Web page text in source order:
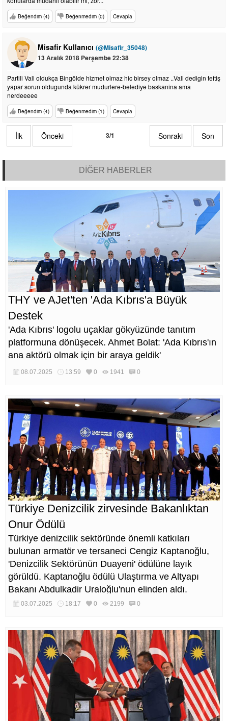
Beğendim (4) Beğenmedim (0) Cevapla
Misafir Kullanıcı (@Misafir_35048)
13 Aralık 2018 Perşembe 22:38
Partili Vali oldukça Bingölde hizmet olmaz hic birsey olmaz ..Vali dedigin teftiş
yapar sorun oldugunda kükrer mudurlere-belediye baskanina ama
nerdeeeee
Beğendim (4) Beğenmedim (1) Cevapla
İlk Önceki 3/1 Sonraki Son
DİĞER HABERLER
THY ve AJet'ten 'Ada Kıbrıs'a Büyük
Destek
'Ada Kıbrıs' logolu uçaklar gökyüzünde tanıtım
platformuna dönüşecek. Ahmet Bolat: 'Ada Kıbrıs'ın
ana aktörü olmak için bir araya geldik'
08.07.2025 13:59 0 1941 0
Türkiye Denizcilik zirvesinde Bakanlıktan
Onur Ödülü
Türkiye denizcilik sektöründe önemli katkıları
bulunan armatör ve tersaneci Cengiz Kaptanoğlu,
'Denizcilik Sektörünün Duayeni' ödülüne layık
görüldü. Kaptanoğlu ödülü Ulaştırma ve Altyapı
Bakanı Abdulkadir Uraloğlu'nun elinden aldı.
03.07.2025 18:17 0 2199 0